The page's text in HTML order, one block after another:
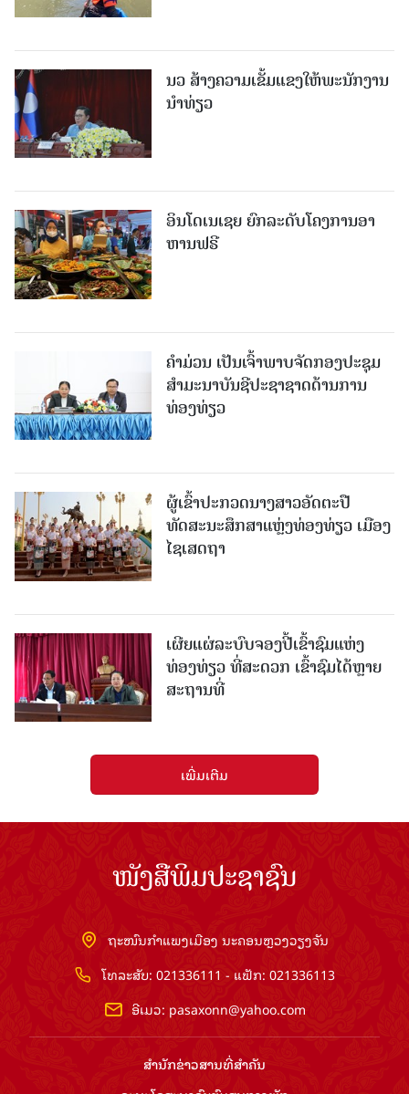
ນວ ສ້າງຄວາມເຂັ້ມແຂງໃຫ້ພະນັກງານ
ນຳທ່ຽວ
ອິນໂດເນເຊຍ ຍົກລະດັບໂຄງການອາ
ຫານຟຣີ
ຄໍາມ່ວນ ເປັນເຈົ້າພາບຈັດກອງປະຊຸມ
ສຳມະນາບັນຊີປະຊາຊາດດ້ານການ
ທ່ອງທ່ຽວ
ຜູ້ເຂົ້າປະກວດນາງສາວອັດຕະປື
ທັດສະນະສຶກສາແຫຼ່ງທ່ອງທ່ຽວ ເມືອງ
ໄຊເສດຖາ
ເຜີຍແຜ່ລະບົບຈອງປີ້ເຂົ້າຊົມແຫ່ງ
ທ່ອງທ່ຽວ ທີ່ສະດວກ ເຂົ້າຊົມໄດ້ຫຼາຍ
ສະຖານທີ່
ເພີ່ມເຕີມ
ໜັງສືພິມປະຊາຊົນ
ຖະໜົນກຳແພງເມືອງ ນະຄອນຫຼວງວຽງຈັນ
ໂທລະສັບ: 021336111 - ແຟັກ: 021336113
ອີເມວ: pasaxonn@yahoo.com
ສຳ​ນັກ​ຂ່າວ​ສານ​ທີ່​ສຳ​ຄັນ​